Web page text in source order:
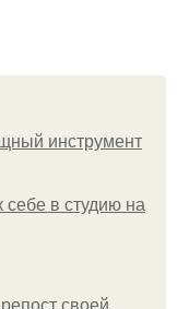
инструмент
в студию на